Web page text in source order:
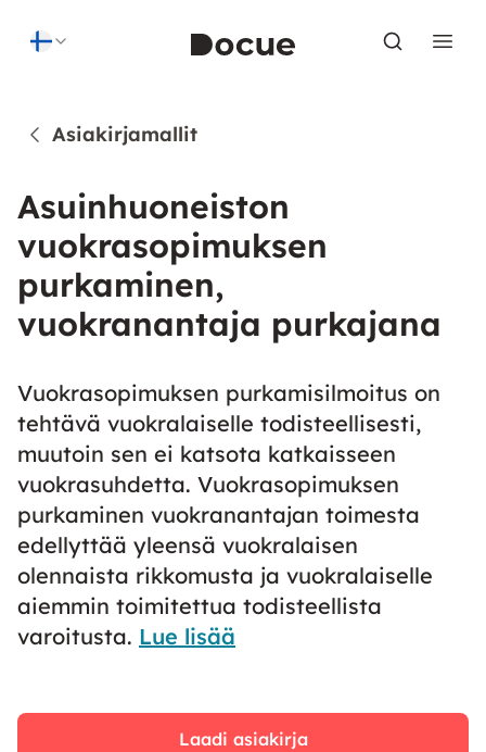
Asiakirjamallit
Asuinhuoneiston
vuokrasopimuksen
purkaminen,
vuokranantaja purkajana
Vuokrasopimuksen purkamisilmoitus on
tehtävä vuokralaiselle todisteellisesti,
muutoin sen ei katsota katkaisseen
vuokrasuhdetta. Vuokrasopimuksen
purkaminen vuokranantajan toimesta
edellyttää yleensä vuokralaisen
olennaista rikkomusta ja vuokralaiselle
aiemmin toimitettua todisteellista
varoitusta. Lue lisää
Laadi asiakirja